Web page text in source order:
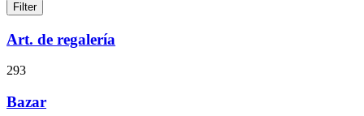
Filter
Art. de regalería
293
Bazar